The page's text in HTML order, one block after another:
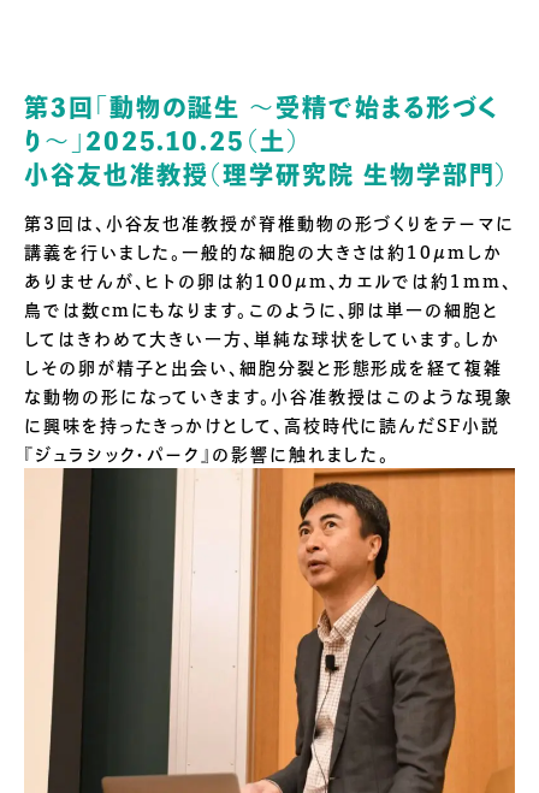
第3回「動物の誕生 〜受精で始まる形づく
り〜」2025.10.25（土）
小谷友也准教授（理学研究院 生物学部門）
第3回は、小谷友也准教授が脊椎動物の形づくりをテーマに
講義を行いました。一般的な細胞の大きさは約10μmしか
ありませんが、ヒトの卵は約100μm、カエルでは約1mm、
鳥では数cmにもなります。このように、卵は単一の細胞と
してはきわめて大きい一方、単純な球状をしています。しか
しその卵が精子と出会い、細胞分裂と形態形成を経て複雑
な動物の形になっていきます。小谷准教授はこのような現象
に興味を持ったきっかけとして、高校時代に読んだSF小説
『ジュラシック・パーク』の影響に触れました。